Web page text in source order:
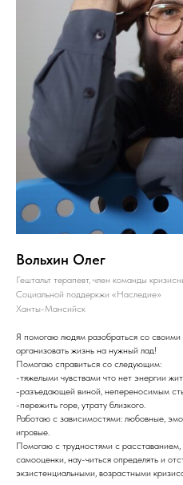
Вольхин Олег
Гештальт терапевт, член команды
Социальной поддеркжи «Наследие»
Ханты-Мансийск
Я помогаю людям разобраться со
организовать жизнь на нужный лад!
Помогаю справиться со следующим:
-тяжелыми чувствами что нет энергии
-разъедающей виной, непереносимым
-пережить горе, утрату близкого.
Работаю с зависимостями: любовные,
игровые.
Помогаю с трудностями с
самооценки, нау-читься определять и
экзистенциальными, возрастными